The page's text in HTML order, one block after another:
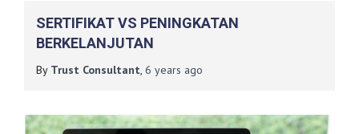
SERTIFIKAT VS PENINGKATAN
BERKELANJUTAN
By Trust Consultant, 6 years ago